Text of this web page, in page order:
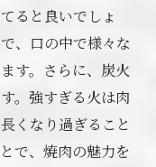
レッシュ効果
後の焼肉の魅力
焼肉
泉の旅
工夫
ると良いでしょ
、口の中で様々な
す。さらに、炭火
。強すぎる火は肉
くなり過ぎること
で、焼肉の魅力を